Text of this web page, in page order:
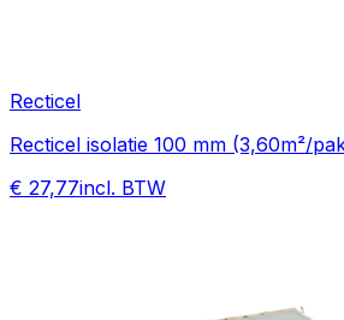
Recticel
Recticel isolatie 100 mm (3,60m²/
€ 27,77incl. BTW